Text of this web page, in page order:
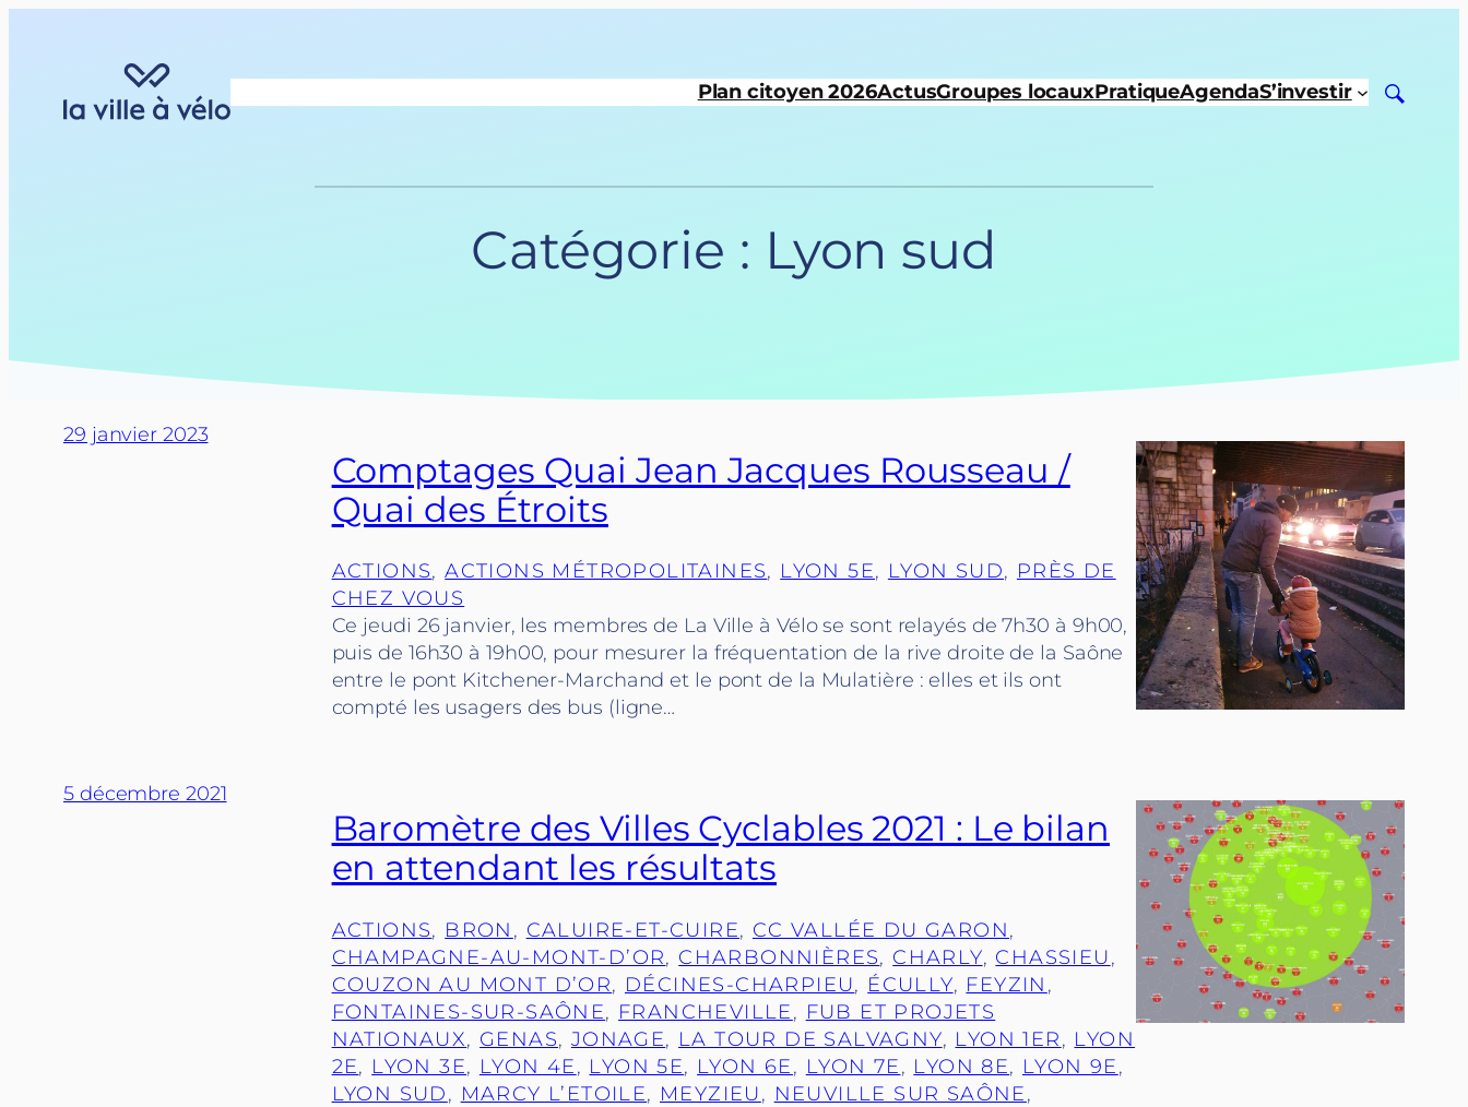
Plan citoyen 2026ActusGroupes locauxPratiqueAgendaS’investir
Catégorie : Lyon sud
29 janvier 2023
Comptages Quai Jean Jacques Rousseau /
Quai des Étroits
ACTIONS, ACTIONS MÉTROPOLITAINES, LYON 5E, LYON SUD, PRÈS DE
CHEZ VOUS
Ce jeudi 26 janvier, les membres de La Ville à Vélo se sont relayés de 7h30 à 9h00,
puis de 16h30 à 19h00, pour mesurer la fréquentation de la rive droite de la Saône
entre le pont Kitchener-Marchand et le pont de la Mulatière : elles et ils ont
compté les usagers des bus (ligne…
5 décembre 2021
Baromètre des Villes Cyclables 2021 : Le bilan
en attendant les résultats
ACTIONS, BRON , CALUIRE-ET-CUIRE, CC VALLÉE DU GARON
CHAMPAGNE-AU-MONT-D’OR, CHARBONNIÈRES, CHARLY, CHASSIEU
COUZON AU MONT D’OR, DÉCINES-CHARPIEU, ÉCULLY, FEYZIN
FONTAINES-SUR-SAÔNE, FRANCHEVILLE, FUB ET PROJETS
NATIONAUX, GENAS, JONAGE, LA TOUR DE SALVAGNY, LYON 1ER, LYON
2E, LYON 3E, LYON 4E, LYON 5E, LYON 6E, LYON 7E, LYON 8E, LYON 9E
LYON SUD, MARCY L’ETOILE, MEYZIEU, NEUVILLE SUR SAÔNE